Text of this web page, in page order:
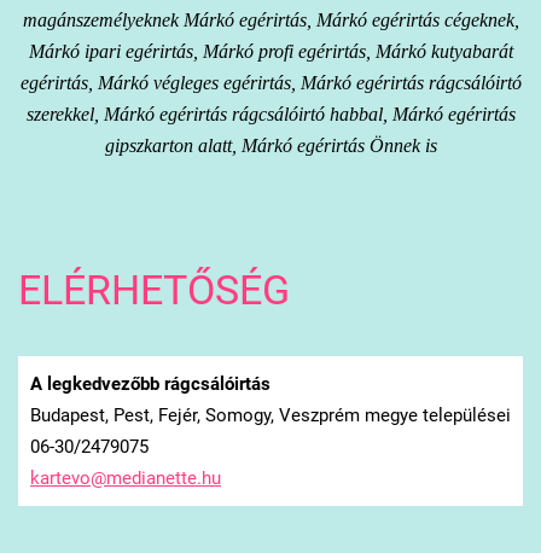
magánszemélyeknek Márkó egérirtás, Márkó egérirtás cégeknek,
Márkó ipari egérirtás, Márkó profi egérirtás, Márkó kutyabarát
egérirtás, Márkó végleges egérirtás, Márkó egérirtás rágcsálóirtó
szerekkel, Márkó egérirtás rágcsálóirtó habbal, Márkó egérirtás
gipszkarton alatt, Márkó egérirtás Önnek is
ELÉRHETŐSÉG
A legkedvezőbb rágcsálóirtás
Budapest, Pest, Fejér, Somogy, Veszprém megye települései
06-30/2479075
kartevo@medianette.hu